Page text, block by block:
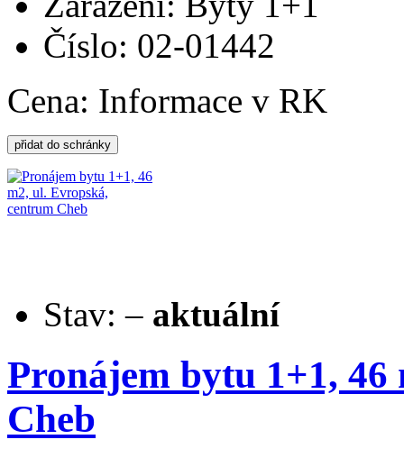
Číslo: 02-01442
Cena: Informace v RK
Stav: – aktuální
Pronájem bytu 1+1,
Cheb